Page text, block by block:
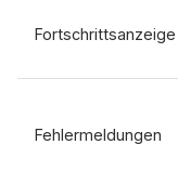
Fortschrittsanzeige
Fehlermeldungen